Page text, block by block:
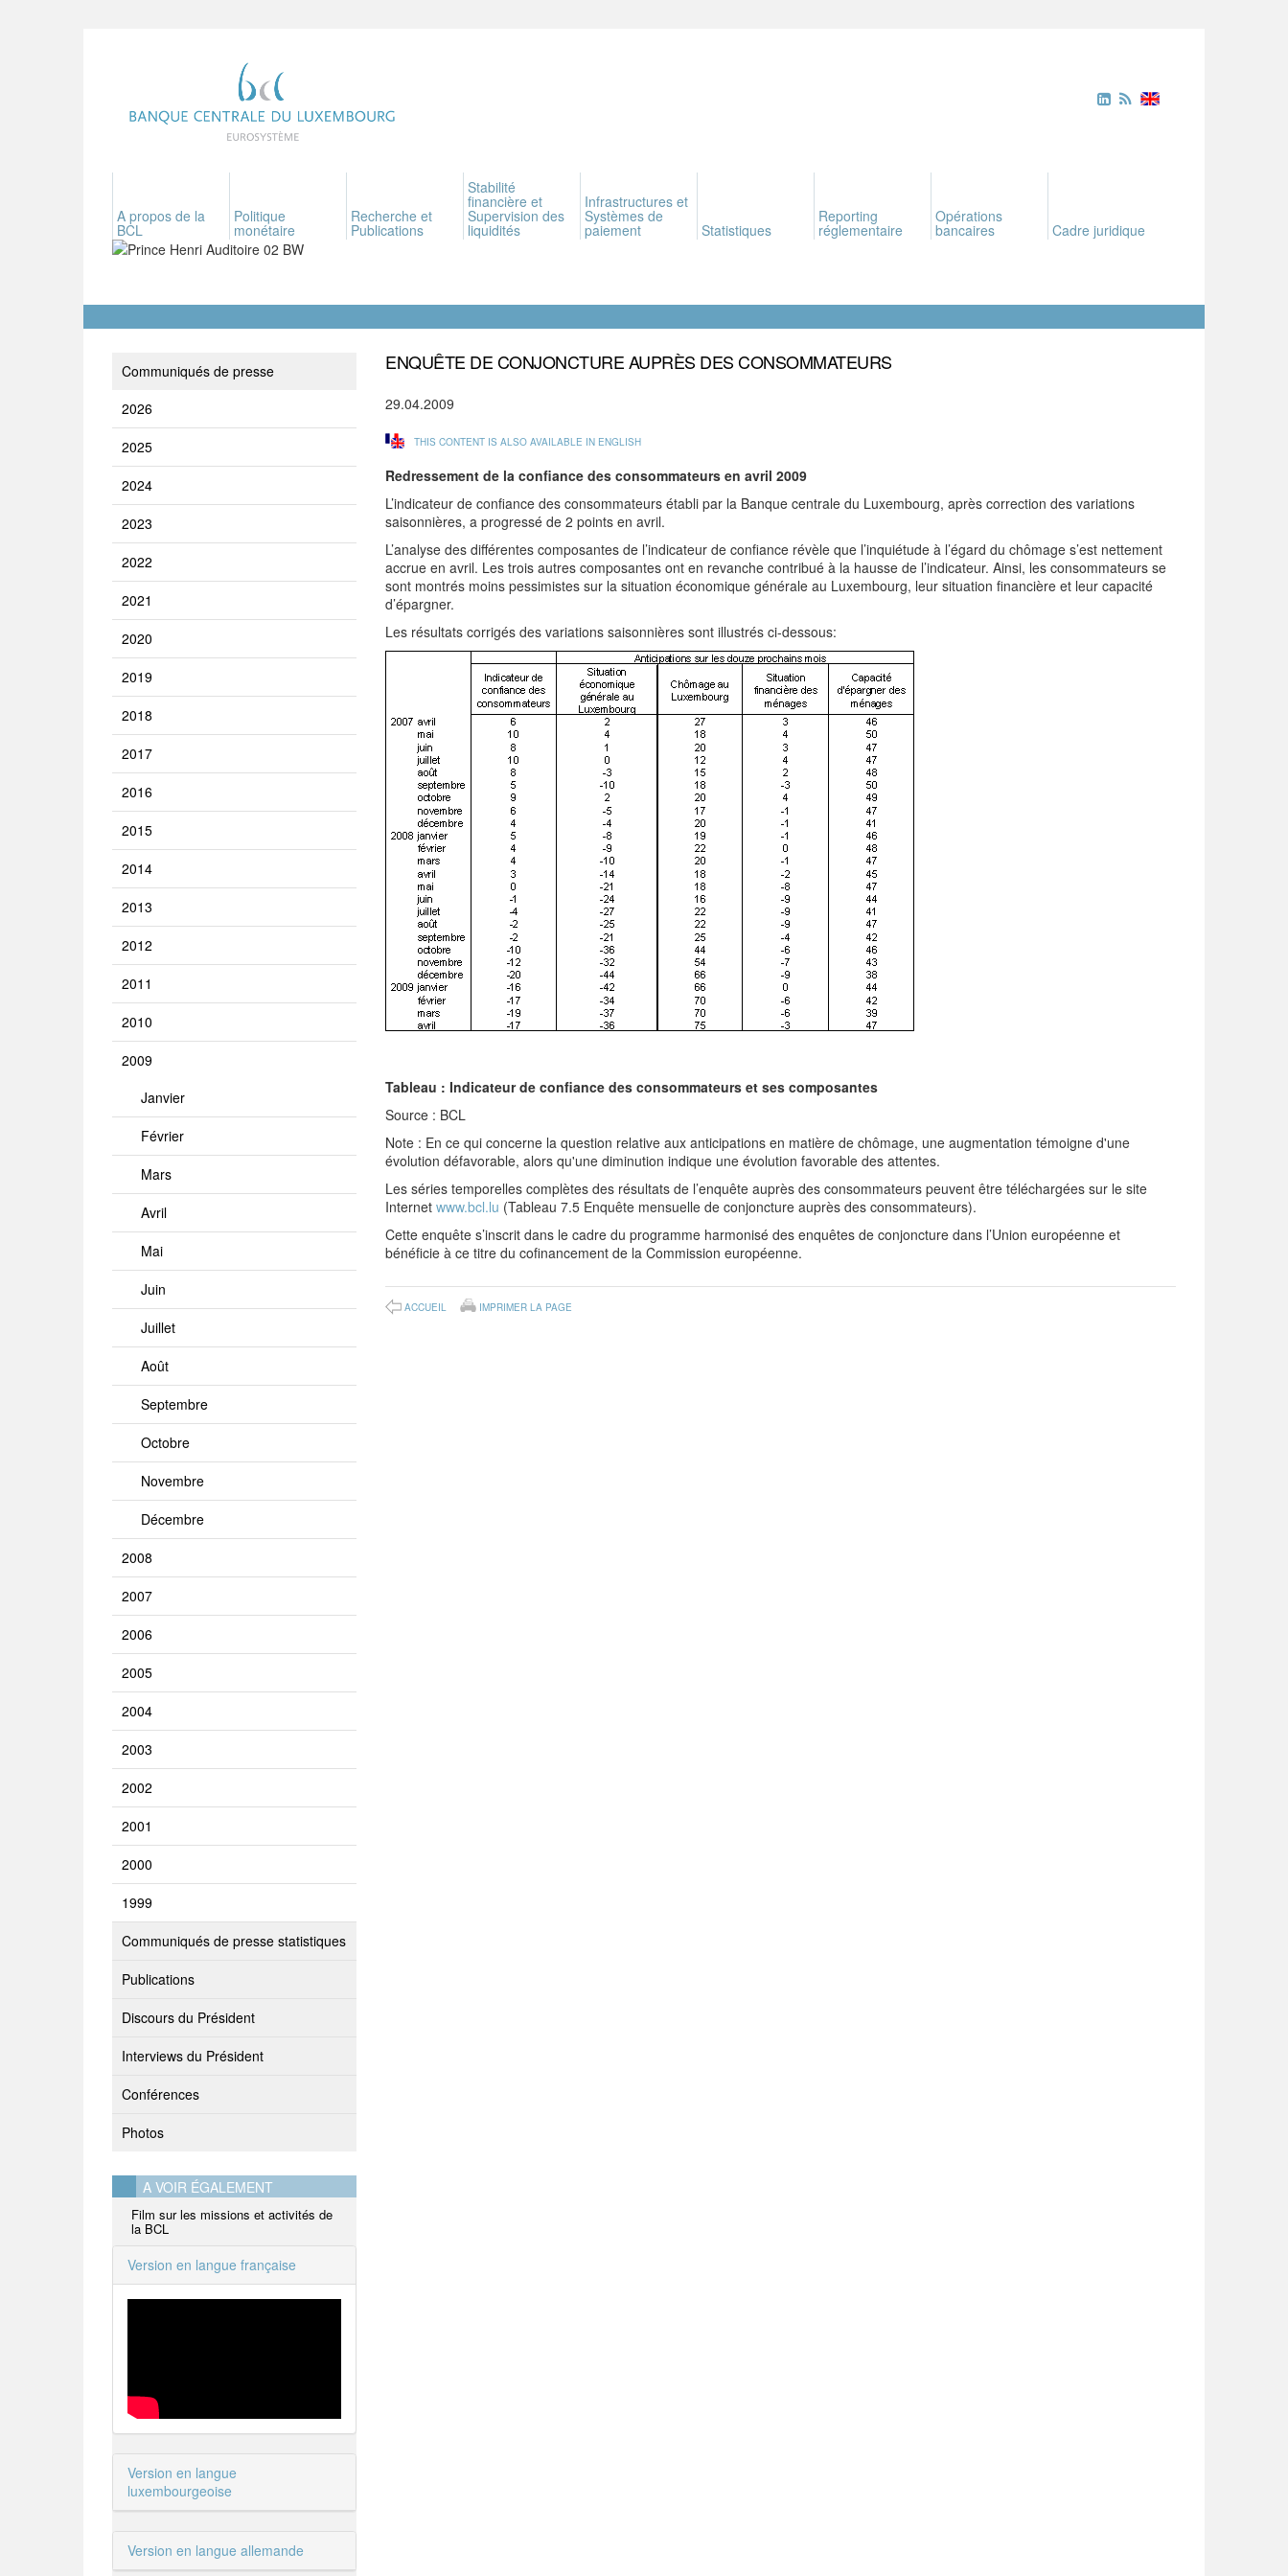
A propos de la
BCL
Politique
monétaire
Recherche et
Publications
Stabilité
financière et
Supervision des
liquidités
Infrastructures et
Systèmes de
paiement Statistiques
Reporting
réglementaire
Opérations
bancaires Cadre juridique
Communiqués de presse
2026
2025
2024
2023
2022
2021
2020
2019
2018
2017
2016
2015
2014
2013
2012
2011
2010
2009
Janvier
Février
Mars
Avril
Mai
Juin
Juillet
Août
Septembre
Octobre
Novembre
Décembre
2008
2007
2006
2005
2004
2003
2002
2001
2000
1999
Communiqués de presse statistiques
Publications
Discours du Président
Interviews du Président
Conférences
Photos
A VOIR ÉGALEMENT
Film sur les missions et activités de
la BCL
Version en langue française
Version en langue
luxembourgeoise
Version en langue allemande
ENQUÊTE DE CONJONCTURE AUPRÈS DES CONSOMMATEURS
29.04.2009
THIS CONTENT IS ALSO AVAILABLE IN ENGLISH
Redressement de la confiance des consommateurs en avril 2009
L’indicateur de confiance des consommateurs établi par la Banque centrale du Luxembourg, après correction des variations
saisonnières, a progressé de 2 points en avril.
L’analyse des différentes composantes de l’indicateur de confiance révèle que l’inquiétude à l’égard du chômage s’est nettement
accrue en avril. Les trois autres composantes ont en revanche contribué à la hausse de l’indicateur. Ainsi, les consommateurs se
sont montrés moins pessimistes sur la situation économique générale au Luxembourg, leur situation financière et leur capacité
d’épargner.
Les résultats corrigés des variations saisonnières sont illustrés ci-dessous:
Tableau : Indicateur de confiance des consommateurs et ses composantes
Source : BCL
Note : En ce qui concerne la question relative aux anticipations en matière de chômage, une augmentation témoigne d'une
évolution défavorable, alors qu'une diminution indique une évolution favorable des attentes.
Les séries temporelles complètes des résultats de l’enquête auprès des consommateurs peuvent être téléchargées sur le site
Internet www.bcl.lu (Tableau 7.5 Enquête mensuelle de conjoncture auprès des consommateurs).
Cette enquête s’inscrit dans le cadre du programme harmonisé des enquêtes de conjoncture dans l’Union européenne et
bénéficie à ce titre du cofinancement de la Commission européenne.
ACCUEIL IMPRIMER LA PAGE